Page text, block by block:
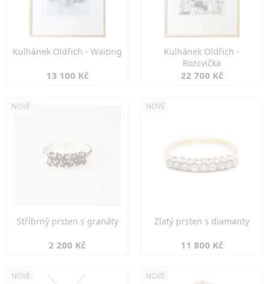
Kulhánek Oldřich - Waiting
13 100 Kč
Kulhánek Oldřich -
Rozcvička
22 700 Kč
NOVÉ
Stříbrný prsten s granáty
2 200 Kč
NOVÉ
Zlatý prsten s diamanty
11 800 Kč
NOVÉ NOVÉ